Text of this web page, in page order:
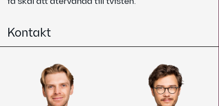
Kontakt